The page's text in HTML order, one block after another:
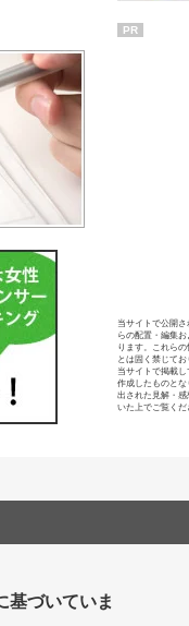
PR
当サイトで公開
らの配置・編集
ります。これら
とは固く禁じてお
当サイトで掲載
作成したものと
出された見解・
いた上でご覧くだ
基づいていま